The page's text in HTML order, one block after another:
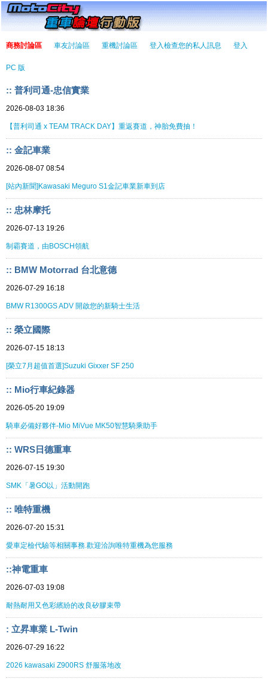
商務討論區 車友討論區 重機討論區 登入檢查您的私人訊息 登入
PC 版
:: 普利司通-忠信實業
2026-08-03 18:36
【普利司通 x TEAM TRACK DAY】重返賽道，神胎免費抽！
:: 金記車業
2026-08-07 08:54
[站內新聞]Kawasaki Meguro S1金記車業新車到店
:: 忠林摩托
2026-07-13 19:26
制霸賽道，由BOSCH領航
:: BMW Motorrad 台北意德
2026-07-29 16:18
BMW R1300GS ADV 開啟您的新騎士生活
:: 榮立國際
2026-07-15 18:13
[榮立7月超值首選]Suzuki Gixxer SF 250
:: Mio行車紀錄器
2026-05-20 19:09
騎車必備好夥伴-Mio MiVue MK50智慧騎乘助手
:: WRS日德重車
2026-07-15 19:30
SMK「暑GO以」活動開跑
:: 唯特重機
2026-07-20 15:31
愛車定檢代驗等相關事務.歡迎洽詢唯特重機為您服務
::神電重車
2026-07-03 19:08
耐熱耐用又色彩繽紛的改良矽膠束帶
: 立昇車業 L-Twin
2026-07-29 16:22
2026 kawasaki Z900RS 舒服落地改